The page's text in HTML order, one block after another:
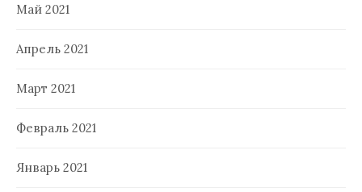
Май 2021
Апрель 2021
Март 2021
Февраль 2021
Январь 2021